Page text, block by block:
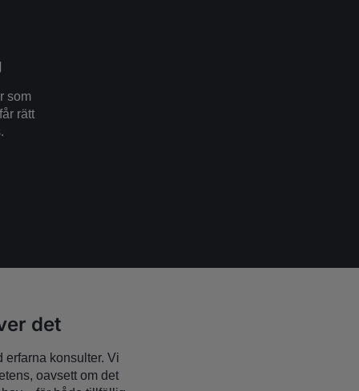
som
rätt
det
erfarna konsulter. Vi
oavsett om det